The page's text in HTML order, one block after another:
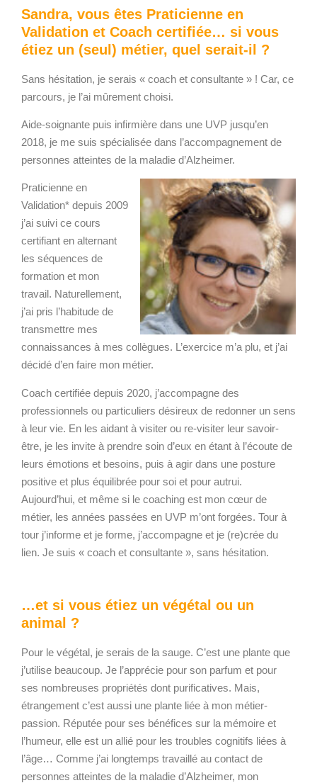
Sandra, vous êtes Praticienne en
Validation et Coach certifiée… si vous
étiez un (seul) métier, quel serait-il ?
Sans hésitation, je serais « coach et consultante » ! Car, ce
parcours, je l’ai mûrement choisi.
Aide-soignante puis infirmière dans une UVP jusqu’en
2018, je me suis spécialisée dans l’accompagnement de
personnes atteintes de la maladie d’Alzheimer.
Praticienne en
Validation* depuis 2009
j’ai suivi ce cours
certifiant en alternant
les séquences de
formation et mon
travail. Naturellement,
j’ai pris l’habitude de
transmettre mes
connaissances à mes collègues. L’exercice m’a plu, et j’ai
décidé d’en faire mon métier.
Coach certifiée depuis 2020, j’accompagne des
professionnels ou particuliers désireux de redonner un sens
à leur vie. En les aidant à visiter ou re-visiter leur savoir-
être, je les invite à prendre soin d’eux en étant à l’écoute de
leurs émotions et besoins, puis à agir dans une posture
positive et plus équilibrée pour soi et pour autrui.
Aujourd’hui, et même si le coaching est mon cœur de
métier, les années passées en UVP m’ont forgées. Tour à
tour j’informe et je forme, j’accompagne et je (re)crée du
lien. Je suis « coach et consultante », sans hésitation.
…et si vous étiez un végétal ou un
animal ?
Pour le végétal, je serais de la sauge. C’est une plante que
j’utilise beaucoup. Je l’apprécie pour son parfum et pour
ses nombreuses propriétés dont purificatives. Mais,
étrangement c’est aussi une plante liée à mon métier-
passion. Réputée pour ses bénéfices sur la mémoire et
l’humeur, elle est un allié pour les troubles cognitifs liées à
l’âge… Comme j’ai longtemps travaillé au contact de
personnes atteintes de la maladie d’Alzheimer, mon